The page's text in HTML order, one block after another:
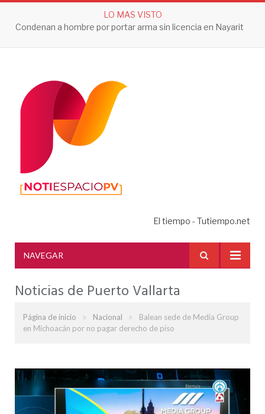
LO MAS VISTO
Condenan a hombre por portar arma sin licencia en Nayarit
El tiempo - Tutiempo.net
NAVEGAR
Noticias de Puerto Vallarta
Página de inicio » Nacional »
Balean sede de Media Group
en Michoacán por no pagar derecho de piso